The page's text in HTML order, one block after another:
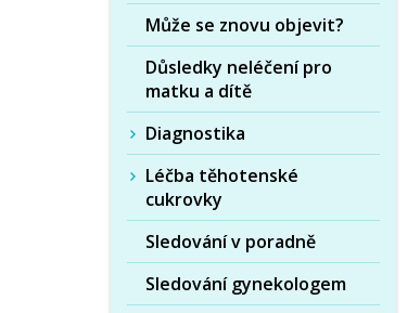
Může se znovu objevit?
Důsledky neléčení pro
matku a dítě
Diagnostika
Léčba těhotenské
cukrovky
Sledování v poradně
Sledování gynekologem